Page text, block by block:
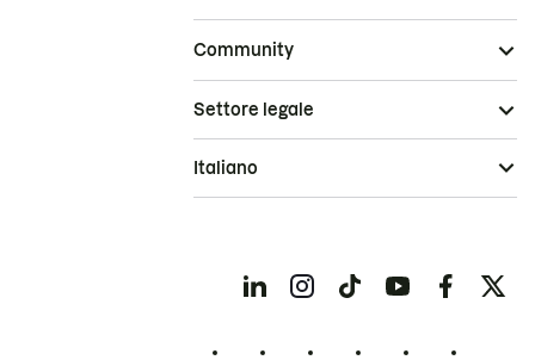
Community
Settore legale
Italiano